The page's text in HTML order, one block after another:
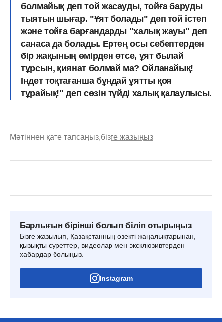
болмайық деп той жасауды, тойға баруды
тыятын шығар. "Ұят болады" деп той істеп
және тойға барғандарды "халық жауы" деп
санаса да болады. Ертең осы себептерден
бір жақының өмірден өтсе, ұят былай
тұрсын, қиянат болмай ма? Ойланайық!
Індет тоқтағанша бұндай ұятты қоя
тұрайық!" деп сөзін түйді халық қалаулысы.
Мәтіннен қате тапсаңыз,бізге жазыңыз
Барлығын бірінші болып біліп отырыңыз
Бізге жазылып, Қазақстанның өзекті жаңалықтарынан,
қызықты суреттер, видеолар мен эксклюзивтерден
хабардар болыңыз.
Instagram